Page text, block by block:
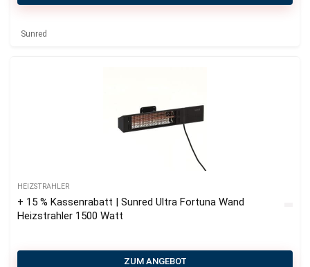
Sunred
HEIZSTRAHLER
+ 15 % Kassenrabatt | Sunred Ultra Fortuna Wand
Heizstrahler 1500 Watt
ZUM ANGEBOT